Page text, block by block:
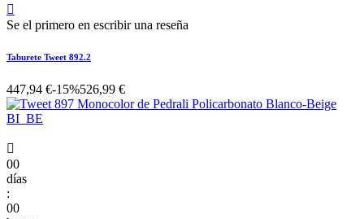

Se el primero en escribir una reseña
Taburete Tweet 892.2
447,94 €-15%526,99 €

00
días
:
00